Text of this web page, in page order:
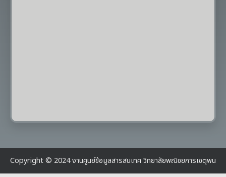
Copyright © 2024 งานศูนย์ข้อมูลสารสนเทศ วิทยาลัยพณิชยการเชตุพน